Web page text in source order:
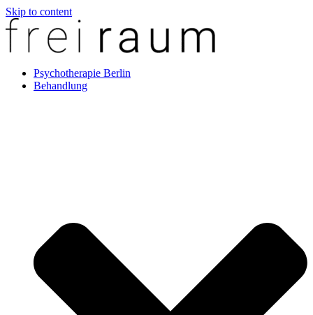
Skip to content
Psychotherapie Berlin
Behandlung